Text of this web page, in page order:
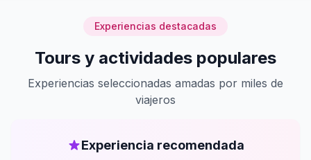
Experiencias destacadas
Tours y actividades populares
Experiencias seleccionadas amadas por miles de
viajeros
Experiencia recomendada